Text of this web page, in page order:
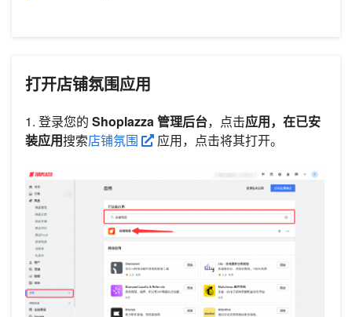
打开店铺氛围应用
1. 登录您的 Shoplazza 管理后台，点击应用，在已安
装应用搜索店铺氛围 应用，点击将其打开。